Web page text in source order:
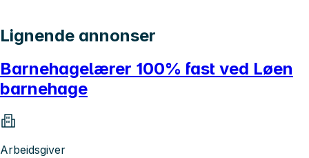
Lignende annonser
Barnehagelærer 100% fast ved Løen
barnehage
Arbeidsgiver